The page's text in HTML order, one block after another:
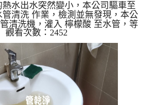
水管
水出水突然變小，本公司驅車至
清洗 作業，檢測並無發現，本公
清洗機，灌入 檸檬酸 至水管，等
管清洗機 ，啟動 螺旋波 模式，一
水，越洗就越誇張，兩個多小時
復正常了。 如是自來水，如水管
跟泥沙堆積，洗出來的水就會是咖
氧化錳，管壁上會結成黑色管垢，
油一樣黑，有些洗出綠色的水，是
質，生鏽產生銅綠，如是藍色的
是因為水龍頭合金...
觀看次數：2452